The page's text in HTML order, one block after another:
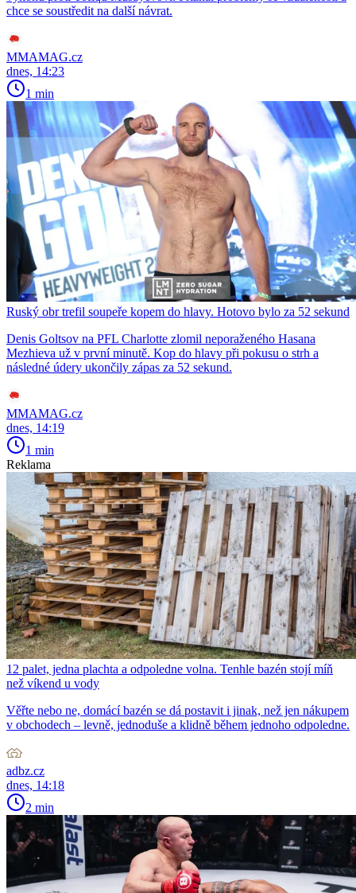
chce se soustředit na další návrat.
MMAMAG.cz
dnes, 14:23
1 min
Ruský obr trefil soupeře kopem do hlavy. Hotovo bylo za 52 sekund
Denis Goltsov na PFL Charlotte zlomil neporaženého Hasana
Mezhieva už v první minutě. Kop do hlavy při pokusu o strh a
následné údery ukončily zápas za 52 sekund.
MMAMAG.cz
dnes, 14:19
1 min
Reklama
12 palet, jedna plachta a odpoledne volna. Tenhle bazén stojí míň
než víkend u vody
Věřte nebo ne, domácí bazén se dá postavit i jinak, než jen nákupem
v obchodech – levně, jednoduše a klidně během jednoho odpoledne.
adbz.cz
dnes, 14:18
2 min